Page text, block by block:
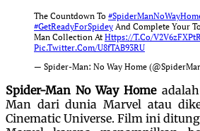
The Countdown To
#GetReadyForSpidey And Complete Your
Man Collection At Https://t.co/v2V6zFXPtR
Pic.twitter.com/u8fTAB93RU
— Spider-Man: No Way Home
Spider-Man No Way Home
Man dari dunia Marvel atau
Cinematic Universe. Film ini